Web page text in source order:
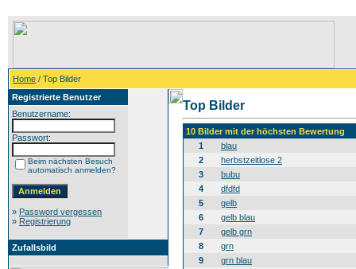
Home / Top Bilder
Registrierte Benutzer
Benutzername:
Passwort:
Beim nächsten Besuch
automatisch anmelden?
» Password vergessen
» Registrierung
Zufallsbild
Top Bilder
10 Bilder mit der höchsten Bewertung
1
blau
2
herbstzeitlose 2
3
bubu
4
dfdfd
5
gelb
6
gelb blau
7
gelb grn
8
grn
9
grn blau